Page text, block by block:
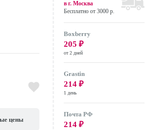
цены
в г.Москва
Бесплатно от 3000 р.
Boxberry
205 ₽
от 2 дней
Grastin
214 ₽
1 день
Почта РФ
214 ₽